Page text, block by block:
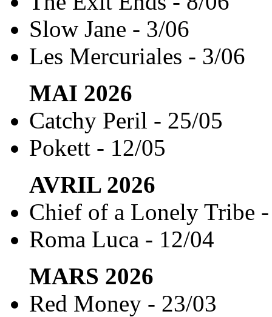
Slow Jane - 3/06
Les Mercuriales - 3/06
MAI 2026
Catchy Peril - 25/05
Pokett - 12/05
AVRIL2026
Chief of a Lonely Tribe
Roma Luca - 12/04
MARS 2026
Red Money - 23/03